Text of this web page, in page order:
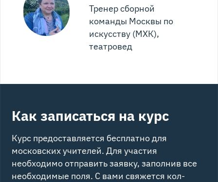
Тренер сборной
команды Москвы по
искусству (МХК),
театровед
Как записаться на курс
Курс предоставляется бесплатно для
московских учителей. Для участия
необходимо отправить заявку, заполнив все
необходимые поля. С вами свяжется кол-